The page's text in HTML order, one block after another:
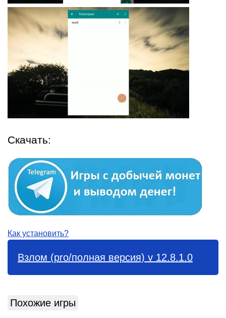
Скачать:
Как установить?
Взлом (pro/полная версия) v 12.8.1.0
Похожие игры